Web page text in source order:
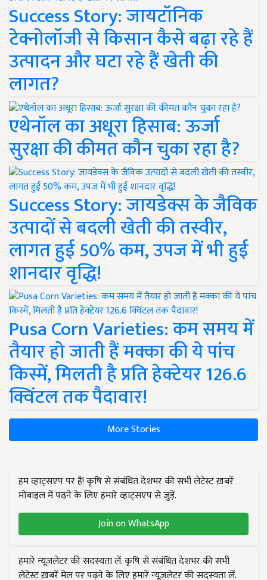
Success Story: जायटॉनिक
टेक्नोलॉजी से किसान कैसे बढ़ा रहे हैं
उत्पादन और घटा रहे हैं खेती की
लागत?
एथेनॉल का अधूरा हिसाब: ऊर्जा
सुरक्षा की कीमत कौन चुका रहा है?
Success Story: जायडेक्स के जैविक
उत्पादों से बदली खेती की तस्वीर,
लागत हुई 50% कम, उपज में भी हुई
शानदार वृद्धि!
Pusa Corn Varieties: कम समय में
तैयार हो जाती हैं मक्का की ये पांच
किस्में, मिलती है प्रति हेक्टेयर 126.6
क्विंटल तक पैदावार!
More Stories
हम व्हाट्सएप पर हैं! कृषि से संबंधित देशभर की सभी लेटेस्ट ख़बरें
मोबाइल में पढ़ने के लिए हमारे व्हाट्सएप से जुड़ें.
Join on WhatsApp
हमारे न्यूज़लेटर की सदस्यता लें. कृषि से संबंधित देशभर की सभी
लेटेस्ट ख़बरें मेल पर पढ़ने के लिए हमारे न्यूज़लेटर की सदस्यता लें.